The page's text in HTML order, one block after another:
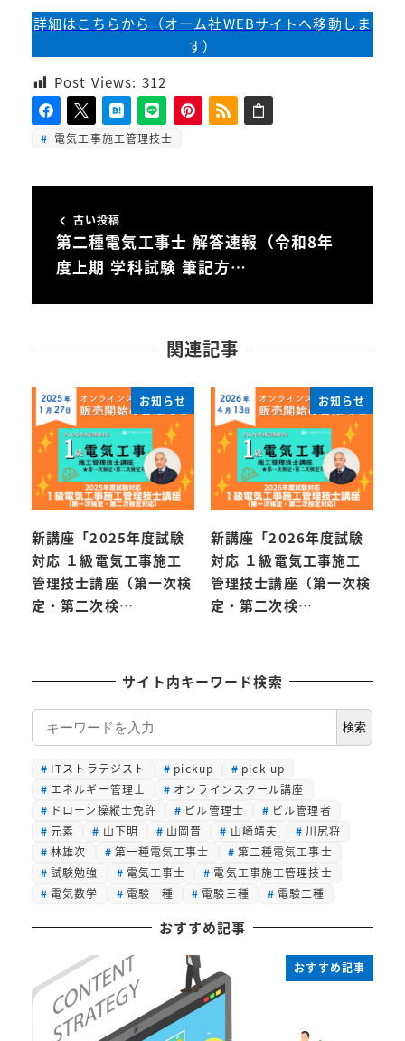
詳細はこちらから（オーム社WEBサイトへ移動しま
す）
Post Views: 312
電気工事施工管理技士
古い投稿
第二種電気工事士 解答速報（令和8年
度上期 学科試験 筆記方…
関連記事
お知らせ
新講座「2025年度試験
対応 １級電気工事施工
管理技士講座（第一次検
定・第二次検…
お知らせ
新講座「2026年度試験
対応 １級電気工事施工
管理技士講座（第一次検
定・第二次検…
サイト内キーワード検索
検
検索
ITストラテジスト pickup
pick up
エネルギー管理士
オンラインスクール講座
ドローン操縦士免許
ビル管理士
ビル管理者
元素
山下明 山岡晋 山崎靖夫
川尻将
林雄次
第一種電気工事士
第二種電気工事士
試験勉強
電気工事士
電気工事施工管理技士
電気数学
電験一種 電験三種 電験二種
おすすめ記事
おすすめ記事